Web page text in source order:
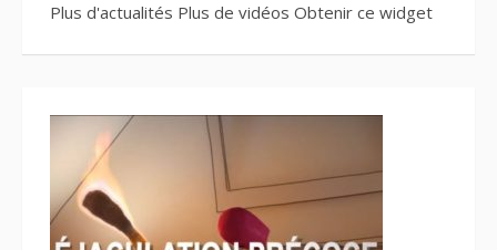
Plus d'actualités Plus de vidéos Obtenir ce widget